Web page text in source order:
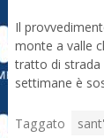
Il
monte a valle
tratto di strada
settimane è
Taggato